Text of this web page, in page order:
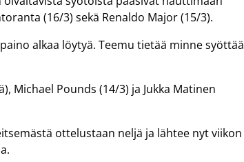
(16/3) sekä Renaldo Major (15/3).
alkaa löytyä. Teemu tietää minne syöttää
Michael Pounds (14/3) ja Jukka Matinen
ottelustaan neljä ja lähtee nyt viikon